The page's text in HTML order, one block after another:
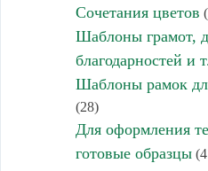
Сочетания цветов
Шаблоны грамот,
благодарностей и
Шаблоны рамок
(28)
Для оформления
готовые образцы